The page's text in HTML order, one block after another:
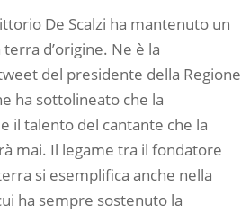
De Scalzi ha mantenuto un
d’origine. Ne è la
del presidente della Regione
ha sottolineato che la
il talento del cantante che la
mai. Il legame tra il fondatore
si esemplifica anche nella
ha sempre sostenuto la